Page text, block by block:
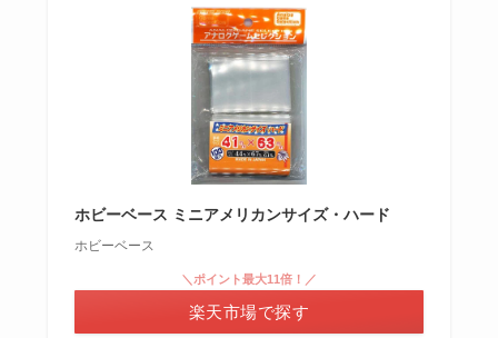
ホビーベース ミニアメリカンサイズ・ハード
ホビーベース
＼ポイント最大11倍！／
楽天市場で探す